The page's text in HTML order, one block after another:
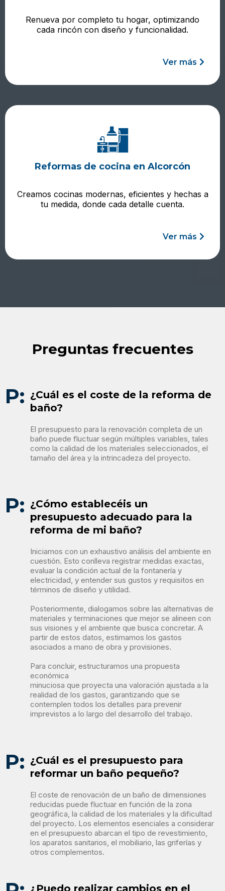
Renueva por completo tu hogar, optimizando
cada rincón con diseño y funcionalidad.
Ver más
Reformas de cocina en Alcorcón
Creamos cocinas modernas, eficientes y hechas a
tu medida, donde cada detalle cuenta.
Ver más
Preguntas frecuentes
P: ¿Cuál es el coste de la reforma de
baño?
El presupuesto para la renovación completa de un
baño puede fluctuar según múltiples variables, tales
como la calidad de los materiales seleccionados, el
tamaño del área y la intrincadeza del proyecto.
P: ¿Cómo establecéis un
presupuesto adecuado para la
reforma de mi baño?
Iniciamos con un exhaustivo análisis del ambiente en
cuestión. Esto conlleva registrar medidas exactas,
evaluar la condición actual de la fontanería y
electricidad, y entender sus gustos y requisitos en
términos de diseño y utilidad.
Posteriormente, dialogamos sobre las alternativas de
materiales y terminaciones que mejor se alineen con
sus visiones y el ambiente que busca concretar. A
partir de estos datos, estimamos los gastos
asociados a mano de obra y provisiones.
Para concluir, estructuramos una propuesta
económica
minuciosa que proyecta una valoración ajustada a la
realidad de los gastos, garantizando que se
contemplen todos los detalles para prevenir
imprevistos a lo largo del desarrollo del trabajo.
P: ¿Cuál es el presupuesto para
reformar un baño pequeño?
El coste de renovación de un baño de dimensiones
reducidas puede fluctuar en función de la zona
geográfica, la calidad de los materiales y la dificultad
del proyecto. Los elementos esenciales a considerar
en el presupuesto abarcan el tipo de revestimiento,
los aparatos sanitarios, el mobiliario, las griferías y
otros complementos.
¿Puedo realizar cambios en el